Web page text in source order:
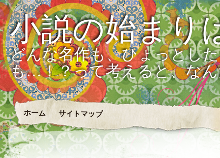
小説の始まり
どんな名作も、ひょっとし
も…！？って考えると、な
ホーム サイトマップ